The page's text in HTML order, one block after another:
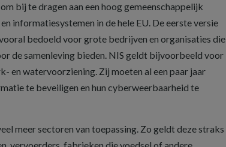
bij te dragen aan een hoog gemeenschappelijk
informatiesystemen in de hele EU. De eerste versie
bedoeld voor grote bedrijven en organisaties die
de samenleving bieden. NIS geldt bijvoorbeeld voor
en watervoorziening. Zij moeten al een paar jaar
te beveiligen en hun cyberweerbaarheid te
meer sectoren van toepassing. Zo geldt deze straks